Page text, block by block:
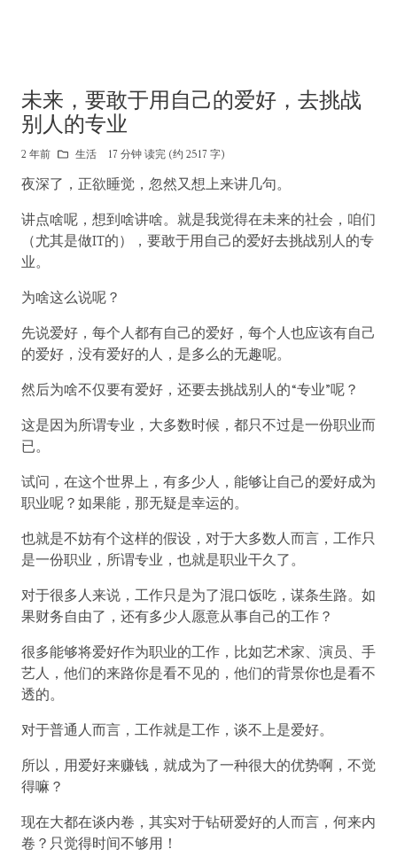
未来，要敢于用自己的爱好，去挑战
别人的专业
2 年前 生活 17 分钟 读完 (约 2517 字)
夜深了，正欲睡觉，忽然又想上来讲几句。
讲点啥呢，想到啥讲啥。就是我觉得在未来的社会，咱们
（尤其是做IT的），要敢于用自己的爱好去挑战别人的专
业。
为啥这么说呢？
先说爱好，每个人都有自己的爱好，每个人也应该有自己
的爱好，没有爱好的人，是多么的无趣呢。
然后为啥不仅要有爱好，还要去挑战别人的“专业”呢？
这是因为所谓专业，大多数时候，都只不过是一份职业而
已。
试问，在这个世界上，有多少人，能够让自己的爱好成为
职业呢？如果能，那无疑是幸运的。
也就是不妨有个这样的假设，对于大多数人而言，工作只
是一份职业，所谓专业，也就是职业干久了。
对于很多人来说，工作只是为了混口饭吃，谋条生路。如
果财务自由了，还有多少人愿意从事自己的工作？
很多能够将爱好作为职业的工作，比如艺术家、演员、手
艺人，他们的来路你是看不见的，他们的背景你也是看不
透的。
对于普通人而言，工作就是工作，谈不上是爱好。
所以，用爱好来赚钱，就成为了一种很大的优势啊，不觉
得嘛？
现在大都在谈内卷，其实对于钻研爱好的人而言，何来内
卷？只觉得时间不够用！